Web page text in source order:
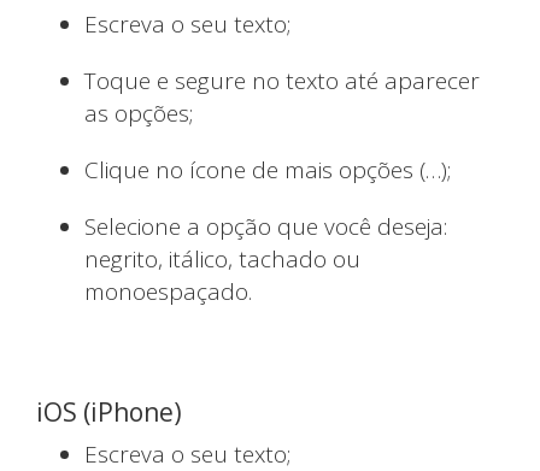
Escreva o seu texto;
Toque e segure no texto até aparecer
as opções;
Clique no ícone de mais opções (…);
Selecione a opção que você deseja:
negrito, itálico, tachado ou
monoespaçado.
iOS (iPhone)
Escreva o seu texto;